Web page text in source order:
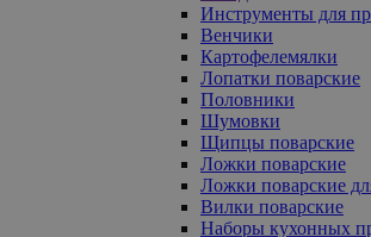
Инструменты для
Венчики
Картофелемялки
Лопатки поварские
Половники
Шумовки
Щипцы поварские
Ложки поварские
Ложки поварские
Вилки поварские
Наборы кухонных